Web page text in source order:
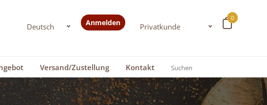
0
Anmelden
Versand/Zustellung Kontakt